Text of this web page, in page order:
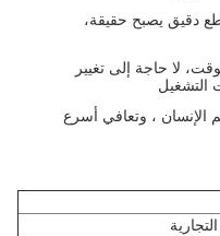
دقيق يصبح حقيقة،
لا حاجة إلى تغيير
التشغيل
، وتعافي أسرع